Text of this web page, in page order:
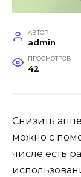
АВТОР
admin
ПРОСМОТРОВ
42
Снизить
можно с
числе есть